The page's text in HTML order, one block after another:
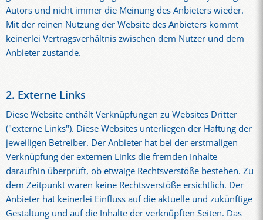
Autors und nicht immer die Meinung des Anbieters wieder.
Mit der reinen Nutzung der Website des Anbieters kommt
keinerlei Vertragsverhältnis zwischen dem Nutzer und dem
Anbieter zustande.
2. Externe Links
Diese Website enthält Verknüpfungen zu Websites Dritter
("externe Links"). Diese Websites unterliegen der Haftung der
jeweiligen Betreiber. Der Anbieter hat bei der erstmaligen
Verknüpfung der externen Links die fremden Inhalte
daraufhin überprüft, ob etwaige Rechtsverstöße bestehen. Zu
dem Zeitpunkt waren keine Rechtsverstöße ersichtlich. Der
Anbieter hat keinerlei Einfluss auf die aktuelle und zukünftige
Gestaltung und auf die Inhalte der verknüpften Seiten. Das